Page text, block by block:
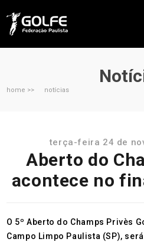
home >> notícias
terça-feira 24 de
Aberto do
acontece no
O 5º Aberto do Champs Privès
Campo Limpo Paulista (SP),